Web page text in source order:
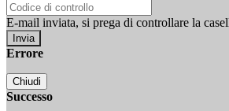
E-mail inviata, si prega di controllare la
Errore
Chiudi
Successo